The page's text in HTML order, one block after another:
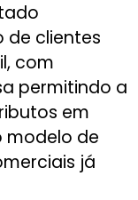
de clientes
com
permitindo a
em
modelo de
já